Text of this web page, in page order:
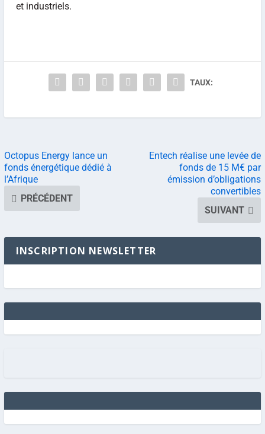
et industriels.
TAUX:
Octopus Energy lance un
fonds énergétique dédié à
l’Afrique
PRÉCÉDENT
Entech réalise une levée de
fonds de 15 M€ par
émission d’obligations
convertibles
SUIVANT
INSCRIPTION NEWSLETTER